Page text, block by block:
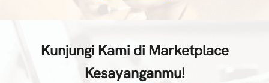
Kunjungi Kami di Marketplace
Kesayanganmu!